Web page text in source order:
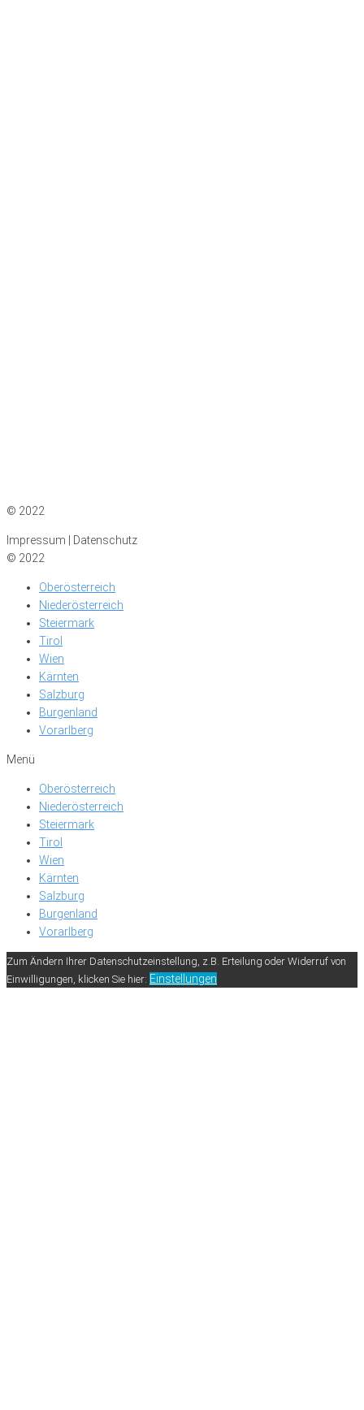
© 2022
Impressum | Datenschutz
© 2022
Oberösterreich
Niederösterreich
Steiermark
Tirol
Wien
Kärnten
Salzburg
Burgenland
Vorarlberg
Menü
Oberösterreich
Niederösterreich
Steiermark
Tirol
Wien
Kärnten
Salzburg
Burgenland
Vorarlberg
Zum Ändern Ihrer Datenschutzeinstellung, z.B. Erteilung oder Widerruf von
Einwilligungen, klicken Sie hier: Einstellungen